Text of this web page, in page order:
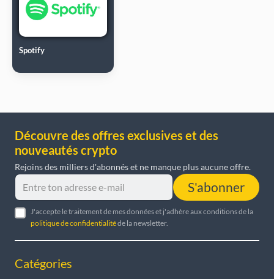
Spotify
Découvre des offres exclusives et des
nouveautés crypto
Rejoins des milliers d'abonnés et ne manque plus aucune offre.
S'abonner
J'accepte le traitement de mes données et j'adhère aux conditions de la
politique de confidentialitéde la newsletter.
Catégories